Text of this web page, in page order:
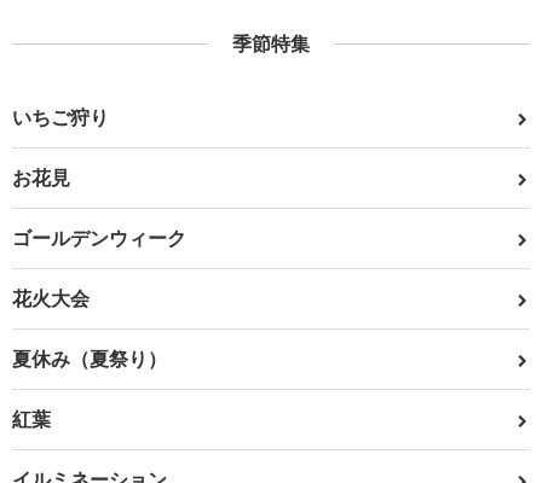
季節特集
いちご狩り
お花見
ゴールデンウィーク
花火大会
夏休み（夏祭り）
紅葉